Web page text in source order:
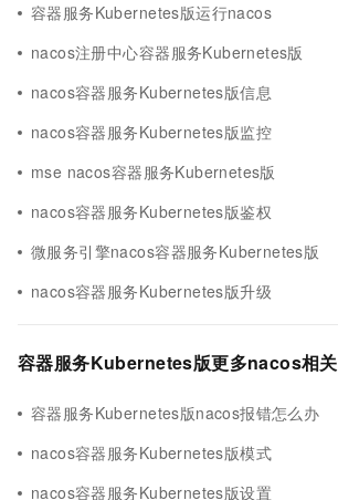
容器服务Kubernetes版运行nacos
nacos注册中心容器服务Kubernetes版
nacos容器服务Kubernetes版信息
nacos容器服务Kubernetes版监控
mse nacos容器服务Kubernetes版
nacos容器服务Kubernetes版鉴权
微服务引擎nacos容器服务Kubernetes版
nacos容器服务Kubernetes版升级
容器服务Kubernetes版更多nacos相关
容器服务Kubernetes版nacos报错怎么办
nacos容器服务Kubernetes版模式
nacos容器服务Kubernetes版设置